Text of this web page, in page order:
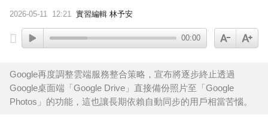
2026-05-11 12:21 實習編輯 林予安
00:00
Google再度調整雲端服務整合策略，宣布將逐步終止透過
Google桌面端「Google Drive」直接備份照片至「Google
Photos」的功能，這也讓長期依賴自動同步的用戶相當苦惱。